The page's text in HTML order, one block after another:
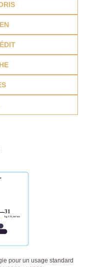
pour un usage standard